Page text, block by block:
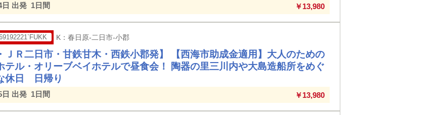
日 出発 1日間 ￥13,980
K：春日原-二日市-小郡
ＪＲ二日市・甘鉄甘木・西鉄小郡発】 【西海市助成金適用】大人のための
テル・オリーブベイホテルで昼食会！ 陶器の里三川内や大島造船所をめぐ
休日 日帰り
日 出発 1日間 ￥13,980